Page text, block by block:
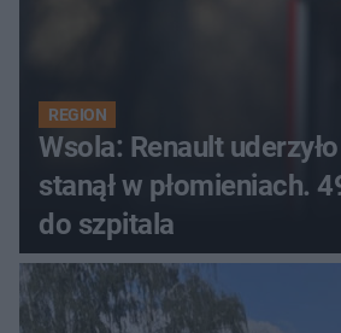
REGION
Wsola: Renault
stanął w płomieniach.
do szpitala